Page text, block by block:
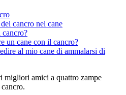
cancro nel cane
cancro?
un cane con il cancro?
al mio cane di ammalarsi di
migliori amici a quattro zampe